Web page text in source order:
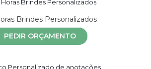
Brindes Personalizados
PEDIR ORÇAMENTO